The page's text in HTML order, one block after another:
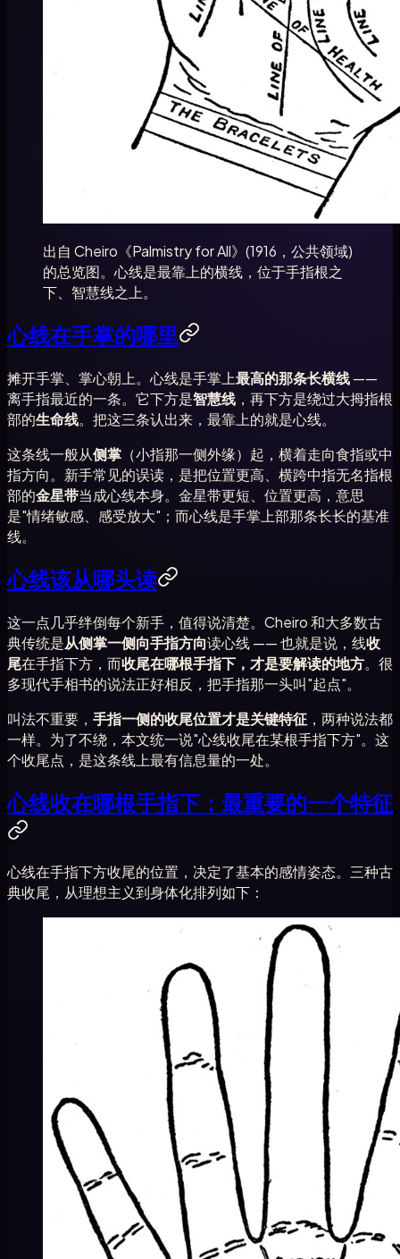
出自 Cheiro《Palmistry for All》(1916，公共领域)
的总览图。心线是最靠上的横线，位于手指根之
下、智慧线之上。
心线在手掌的哪里
摊开手掌、掌心朝上。心线是手掌上最高的那条长横线——
离手指最近的一条。它下方是智慧线 ，再下方是绕过大拇指根
部的生命线。把这三条认出来，最靠上的就是心线。
这条线一般从侧掌 （小指那一侧外缘）起，横着走向食指或中
指方向。新手常见的误读，是把位置更高、横跨中指无名指根
部的金星带当成心线本身。金星带更短、位置更高，意思
是"情绪敏感、感受放大"；而心线是手掌上部那条长长的基准
线。
心线该从哪头读
这一点几乎绊倒每个新手，值得说清楚。Cheiro 和大多数古
典传统是从侧掌一侧向手指方向读心线 —— 也就是说，线收
尾在手指下方，而收尾在哪根手指下，才是要解读的地方。很
多现代手相书的说法正好相反，把手指那一头叫"起点"。
叫法不重要， 手指一侧的收尾位置才是关键特征 ，两种说法都
一样。为了不绕，本文统一说"心线收尾在某根手指下方"。这
个收尾点，是这条线上最有信息量的一处。
心线收在哪根手指下：最重要的一个特征
心线在手指下方收尾的位置，决定了基本的感情姿态。三种古
典收尾，从理想主义到身体化排列如下：